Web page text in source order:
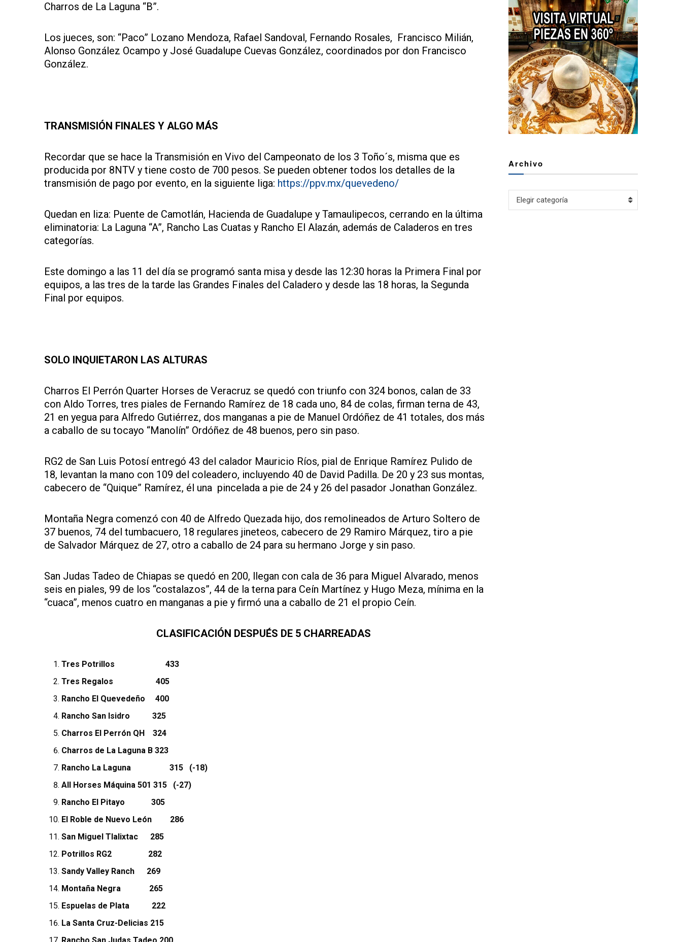
Charros de La Laguna “B”.
Los jueces, son: “Paco” Lozano Mendoza, Rafael Sandoval, Fernando Rosales, Francisco Milián,
Alonso González Ocampo y José Guadalupe Cuevas González, coordinados por don Francisco
González.
TRANSMISIÓN FINALES Y ALGO MÁS
Recordar que se hace la Transmisión en Vivo del Campeonato de los 3 Toño´s, misma que es
producida por 8NTV y tiene costo de 700 pesos. Se pueden obtener todos los detalles de la
transmisión de pago por evento, en la siguiente liga: https://ppv.mx/quevedeno/
Quedan en liza: Puente de Camotlán, Hacienda de Guadalupe y Tamaulipecos, cerrando en la última
eliminatoria: La Laguna “A”, Rancho Las Cuatas y Rancho El Alazán, además de Caladeros en tres
categorías.
Este domingo a las 11 del día se programó santa misa y desde las 12:30 horas la Primera Final por
equipos, a las tres de la tarde las Grandes Finales del Caladero y desde las 18 horas, la Segunda
Final por equipos.
SOLO INQUIETARON LAS ALTURAS
Charros El Perrón Quarter Horses de Veracruz se quedó con triunfo con 324 bonos, calan de 33
con Aldo Torres, tres piales de Fernando Ramírez de 18 cada uno, 84 de colas, firman terna de 43,
21 en yegua para Alfredo Gutiérrez, dos manganas a pie de Manuel Ordóñez de 41 totales, dos más
a caballo de su tocayo “Manolín” Ordóñez de 48 buenos, pero sin paso.
RG2 de San Luis Potosí entregó 43 del calador Mauricio Ríos, pial de Enrique Ramírez Pulido de
18, levantan la mano con 109 del coleadero, incluyendo 40 de David Padilla. De 20 y 23 sus montas,
cabecero de “Quique” Ramírez, él una pincelada a pie de 24 y 26 del pasador Jonathan González.
Montaña Negra comenzó con 40 de Alfredo Quezada hijo, dos remolineados de Arturo Soltero de
37 buenos, 74 del tumbacuero, 18 regulares jineteos, cabecero de 29 Ramiro Márquez, tiro a pie
de Salvador Márquez de 27, otro a caballo de 24 para su hermano Jorge y sin paso.
San Judas Tadeo de Chiapas se quedó en 200, llegan con cala de 36 para Miguel Alvarado, menos
seis en piales, 99 de los “costalazos”, 44 de la terna para Ceín Martínez y Hugo Meza, mínima en la
“cuaca”, menos cuatro en manganas a pie y firmó una a caballo de 21 el propio Ceín.
CLASIFICACIÓN DESPUÉS DE 5 CHARREADAS
Tres Potrillos 433
Tres Regalos 405
Rancho El Quevedeño 400
Rancho San Isidro 325
Charros El Perrón QH 324
Charros de La Laguna B 323
Rancho La Laguna 315 (-18)
All Horses Máquina 501 315 (-27)
Rancho El Pitayo 305
El Roble de Nuevo León 286
San Miguel Tlalixtac 285
Potrillos RG2 282
Sandy Valley Ranch 269
Montaña Negra 265
Espuelas de Plata 222
La Santa Cruz-Delicias 215
Archivo
Archivo
Elegir categoría